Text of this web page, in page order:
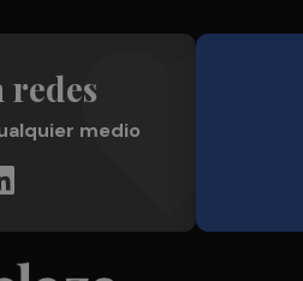
redes
medio